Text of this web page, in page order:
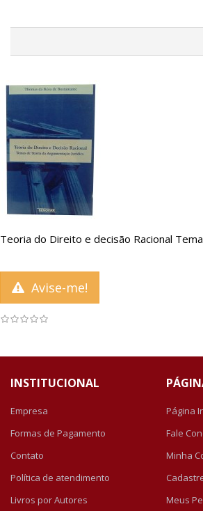
Teoria do Direito e decisão Racional
Avise-me!
INSTITUCIONAL
Empresa
Formas de Pagamento
Contato
Política de atendimento
Livros por Autores
Página
Fale
Minha
Meus